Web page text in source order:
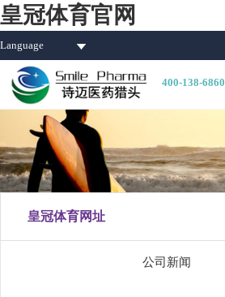
皇冠体育官网
Language
400-138-6860
皇冠体育网址
公司新闻